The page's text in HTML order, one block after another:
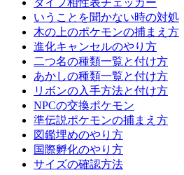
タイプ相性表チェッカー
いうことを聞かない時の対処
木の上のポケモンの捕まえ方
進化キャンセルのやり方
二つ名の種類一覧と付け方
あかしの種類一覧と付け方
リボンの入手方法と付け方
NPCの交換ポケモン
準伝説ポケモンの捕まえ方
図鑑埋めのやり方
国際孵化のやり方
サイズの確認方法